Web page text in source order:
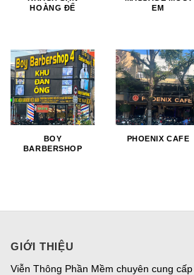
HOÀNG ĐẾ
EM
BOY
BARBERSHOP
PHOENIX CAFE
GIỚI THIỆU
Viễn Thông Phần Mềm chuyên cung